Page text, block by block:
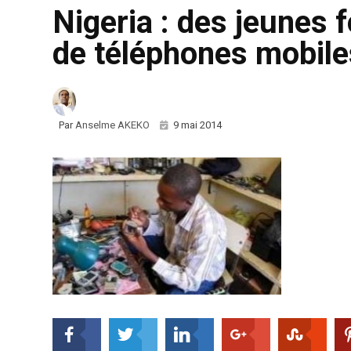
Nigeria : des jeunes
de téléphones
ParAnselme AKEKO 9 mai 2014